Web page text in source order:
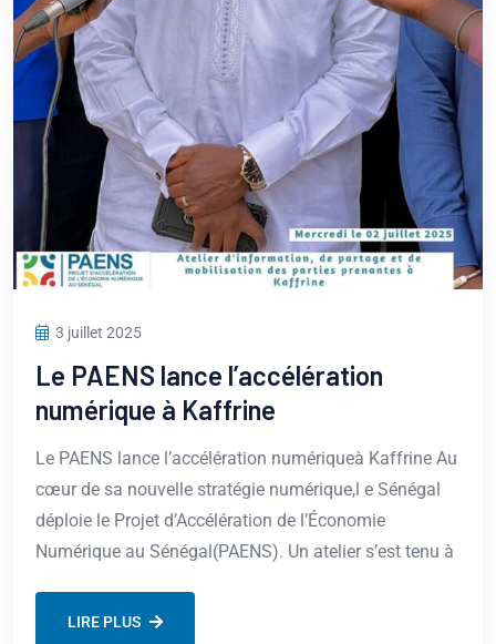
3 juillet 2025
Le PAENS lance l’accélération
numérique à Kaffrine
Le PAENS lance l’accélération numériqueà Kaffrine Au
cœur de sa nouvelle stratégie numérique,l e Sénégal
déploie le Projet d’Accélération de l’Économie
Numérique au Sénégal(PAENS). Un atelier s’est tenu à
LIRE PLUS